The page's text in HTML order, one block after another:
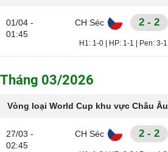
01/04 -
01:45
CH Séc 2 - 2
H1:1-0 HP:1-1 Pen:3-1
Tháng 03/2026
Vòng loại World Cup khu vực Châu Âu
27/03 -
02:45
CH Séc 2 - 2